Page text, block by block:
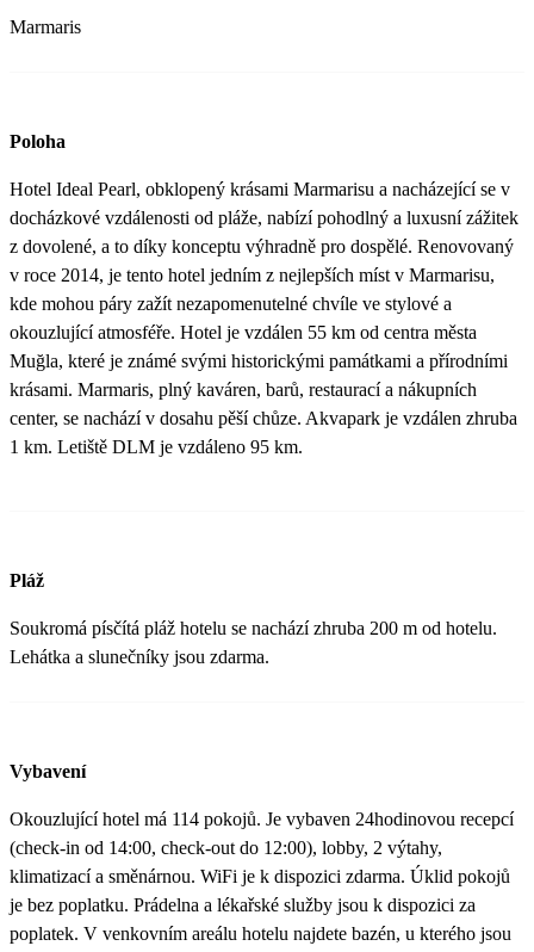
Marmaris
Poloha
Hotel Ideal Pearl, obklopený krásami Marmarisu a nacházející se v
docházkové vzdálenosti od pláže, nabízí pohodlný a luxusní zážitek
z dovolené, a to díky konceptu výhradně pro dospělé. Renovovaný
v roce 2014, je tento hotel jedním z nejlepších míst v Marmarisu,
kde mohou páry zažít nezapomenutelné chvíle ve stylové a
okouzlující atmosféře. Hotel je vzdálen 55 km od centra města
Muğla, které je známé svými historickými památkami a přírodními
krásami. Marmaris, plný kaváren, barů, restaurací a nákupních
center, se nachází v dosahu pěší chůze. Akvapark je vzdálen zhruba
1 km. Letiště DLM je vzdáleno 95 km.
Pláž
Soukromá písčítá pláž hotelu se nachází zhruba 200 m od hotelu.
Lehátka a slunečníky jsou zdarma.
Vybavení
Okouzlující hotel má 114 pokojů. Je vybaven 24hodinovou recepcí
(check-in od 14:00, check-out do 12:00), lobby, 2 výtahy,
klimatizací a směnárnou. WiFi je k dispozici zdarma. Úklid pokojů
je bez poplatku. Prádelna a lékařské služby jsou k dispozici za
poplatek. V venkovním areálu hotelu najdete bazén, u kterého jsou